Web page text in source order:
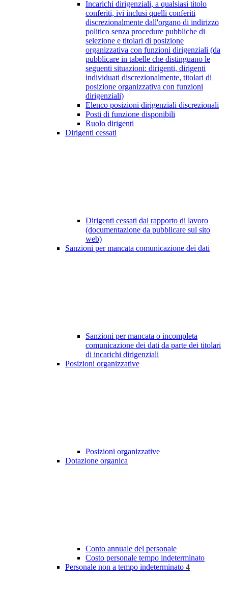
Incarichi dirigenziali, a qualsiasi titolo
conferiti, ivi inclusi quelli conferiti
discrezionalmente dall'organo di indirizzo
politico senza procedure pubbliche di
selezione e titolari di posizione
organizzativa con funzioni dirigenziali (da
pubblicare in tabelle che distinguano le
seguenti situazioni: dirigenti, dirigenti
individuati discrezionalmente, titolari di
posizione organizzativa con funzioni
dirigenziali)
Elenco posizioni dirigenziali discrezionali
Posti di funzione disponibili
Ruolo dirigenti
Dirigenti cessati
Dirigenti cessati dal rapporto di lavoro
(documentazione da pubblicare sul sito
web)
Sanzioni per mancata comunicazione dei dati
Sanzioni per mancata o incompleta
comunicazione dei dati da parte dei titolari
di incarichi dirigenziali
Posizioni organizzative
Posizioni organizzative
Dotazione organica
Conto annuale del personale
Costo personale tempo indeterminato
Personale non a tempo indeterminato 4